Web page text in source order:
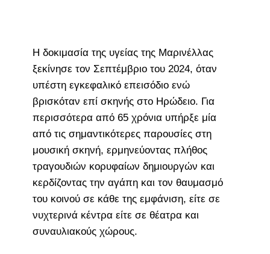
Η δοκιμασία της υγείας της Μαρινέλλας
ξεκίνησε τον Σεπτέμβριο του 2024, όταν
υπέστη εγκεφαλικό επεισόδιο ενώ
βρισκόταν επί σκηνής στο Ηρώδειο. Για
περισσότερα από 65 χρόνια υπήρξε μία
από τις σημαντικότερες παρουσίες στη
μουσική σκηνή, ερμηνεύοντας πλήθος
τραγουδιών κορυφαίων δημιουργών και
κερδίζοντας την αγάπη και τον θαυμασμό
του κοινού σε κάθε της εμφάνιση, είτε σε
νυχτερινά κέντρα είτε σε θέατρα και
συναυλιακούς χώρους.